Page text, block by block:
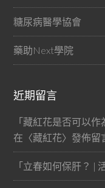
糖尿病醫學協會
藥助Next學院
近期留言
「藏紅花是否可以作
在〈藏紅花〉發佈留
「 立春如何保肝？ |